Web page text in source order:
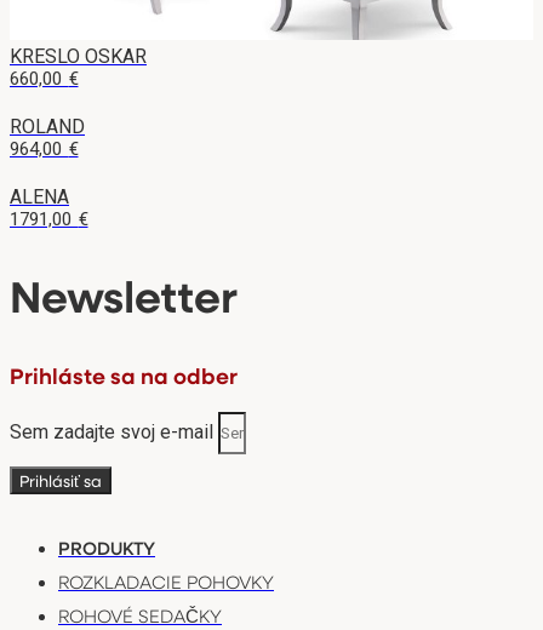
KRESLO OSKAR
660,00 €
ROLAND
964,00 €
ALENA
1791,00 €
Newsletter
Prihláste sa na odber
Sem zadajte svoj e-mail
Prihlásiť sa
PRODUKTY
ROZKLADACIE POHOVKY
ROHOVÉ SEDAČKY